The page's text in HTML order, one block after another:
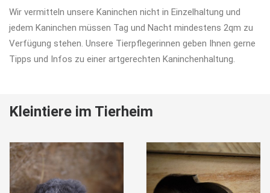
Wir vermitteln unsere Kaninchen nicht in Einzelhaltung und
jedem Kaninchen müssen Tag und Nacht mindestens 2qm zu
Verfügung stehen. Unsere Tierpflegerinnen geben Ihnen gerne
Tipps und Infos zu einer artgerechten Kaninchenhaltung.
Kleintiere im Tierheim